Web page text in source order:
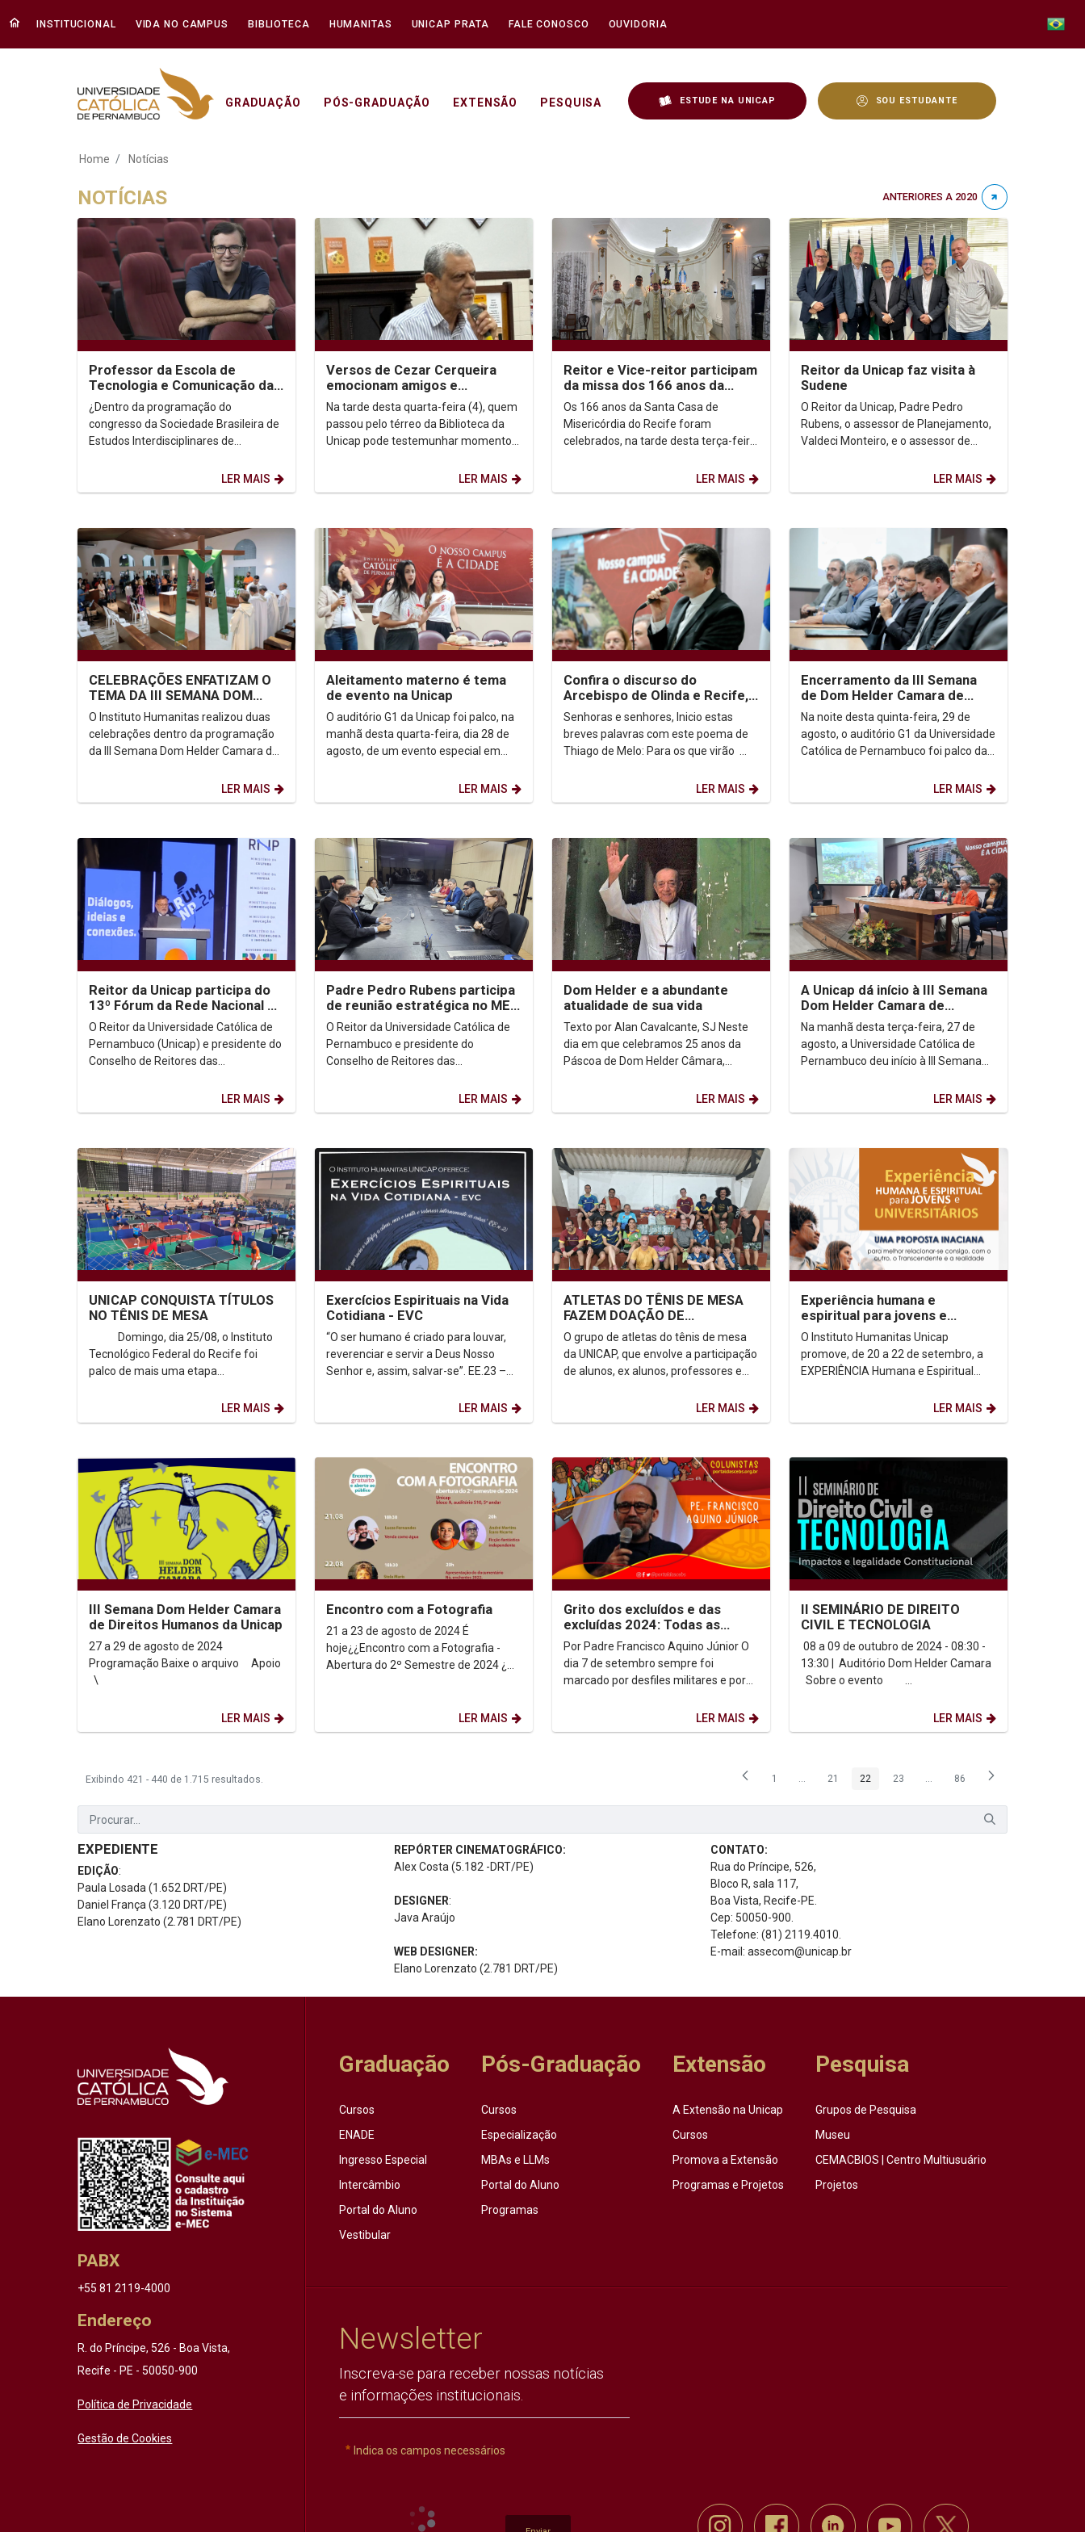
INSTITUCIONAL VIDA NO CAMPUS BIBLIOTECA HUMANITAS UNICAP PRATA FALE CONOSCO OUVIDORIA
GRADUAÇÃO PÓS-GRADUAÇÃO EXTENSÃO PESQUISA ESTUDE NA UNICAP SOU ESTUDANTE
Notícias - Unicap
Home Notícias
NOTÍCIAS ANTERIORES A 2020
Professor da Escola de
Tecnologia e Comunicação da
Unicap lança livro na Intercom
¿Dentro da programação do
congresso da Sociedade Brasileira de
Estudos Interdisciplinares de
Filipe Falcão, da Escola de...LER MAIS
Versos de Cezar Cerqueira
emocionam amigos e
familiares
Na tarde desta quarta-feira (4), quem
passou pelo térreo da Biblioteca da
Unicap pode testemunhar momentos
LER MAIS
Reitor e Vice-reitor participam
da missa dos 166 anos da
Santa Casa de Misericódia
Os 166 anos da Santa Casa de
Misericórdia do Recife foram
celebrados, na tarde desta terça-feira
LER MAIS
Reitor da Unicap faz visita à
Sudene
O Reitor da Unicap, Padre Pedro
Rubens, o assessor de Planejamento,
Valdeci Monteiro, e o assessor de
LER MAIS
CELEBRAÇÕES ENFATIZAM O
TEMA DA III SEMANA DOM
HELDER CAMARA DE DIREITOS
HUMANOS NA UNICAP
O Instituto Humanitas realizou duas
celebrações dentro da programação
da III Semana Dom Helder Camara de
LER MAIS
Aleitamento materno é tema
de evento na Unicap
O auditório G1 da Unicap foi palco, na
manhã desta quarta-feira, dia 28 de
agosto, de um evento especial em
LER MAIS
Confira o discurso do
Arcebispo de Olinda e Recife,
Dom Paulo Jackson, durante o
encerramento da...
Senhoras e senhores, Inicio estas
breves palavras com este poema de
Thiago de Melo: Para os que virão
LER MAIS
Encerramento da III Semana
de Dom Helder Camara de
Direitos Humanos Celebra
Compromisso com a...
Na noite desta quinta-feira, 29 de
agosto, o auditório G1 da Universidade
Católica de Pernambuco foi palco da
LER MAIS
Reitor da Unicap participa do
13º Fórum da Rede Nacional de
Ensino e Pesquisa em Brasília
O Reitor da Universidade Católica de
Pernambuco (Unicap) e presidente do
Conselho de Reitores das
LER MAIS
Padre Pedro Rubens participa
de reunião estratégica no MEC
para o futuro do Ensino
Superior no...
O Reitor da Universidade Católica de
Pernambuco e presidente do
Conselho de Reitores das
Padre Pedro Rubens, esteve...LER MAIS
Dom Helder e a abundante
atualidade de sua vida
Texto por Alan Cavalcante, SJ Neste
dia em que celebramos 25 anos da
Páscoa de Dom Helder Câmara,
LER MAIS
A Unicap dá início à III Semana
Dom Helder Camara de
Direitos Humanos
Na manhã desta terça-feira, 27 de
agosto, a Universidade Católica de
Pernambuco deu início à III Semana
Humanos, promovida pela...LER MAIS
UNICAP CONQUISTA TÍTULOS
NO TÊNIS DE MESA
Domingo, dia 25/08, o Instituto
Tecnológico Federal do Recife foi
palco de mais uma etapa...
LER MAIS
Exercícios Espirituais na Vida
Cotidiana - EVC
“O ser humano é criado para louvar,
reverenciar e servir a Deus Nosso
Senhor e, assim, salvar-se”. EE.23 –
LER MAIS
ATLETAS DO TÊNIS DE MESA
FAZEM DOAÇÃO DE
ALIMENTOS
O grupo de atletas do tênis de mesa
da UNICAP, que envolve a participação
de alunos, ex alunos, professores e
LER MAIS
Experiência humana e
espiritual para jovens e
universitários 2024.2
O Instituto Humanitas Unicap
promove, de 20 a 22 de setembro, a
EXPERIÊNCIA Humana e Espiritual
oferecendo a 1ª e a 2ª etapas...LER MAIS
III Semana Dom Helder Camara
de Direitos Humanos da Unicap
27 a 29 de agosto de 2024
Programação Baixe o arquivo Apoio
LER MAIS
Encontro com a Fotografia
21 a 23 de agosto de 2024 É
hoje¿¿Encontro com a Fotografia -
Abertura do 2º Semestre de 2024 ¿
LER MAIS
Grito dos excluídos e das
excluídas 2024: Todas as
formas de vida importam. Mas
quem se importa?
Por Padre Francisco Aquino Júnior O
dia 7 de setembro sempre foi
marcado por desfiles militares e por
LER MAIS
II SEMINÁRIO DE DIREITO
CIVIL E TECNOLOGIA
08 a 09 de outubro de 2024 - 08:30 -
13:30 | Auditório Dom Helder Camara
Sobre o evento ...
LER MAIS
Exibindo 421 - 440 de 1.715 resultados. Página
1 ...Páginas intermediárias Usar ABA para navegar.
Página
21 Página
22 Página
23 ...Páginas intermediárias Usar ABA
Página
86
EXPEDIENTE
EDIÇÃO:
Paula Losada (1.652 DRT/PE)
Daniel França (3.120 DRT/PE)
Elano Lorenzato (2.781 DRT/PE)
REPÓRTER CINEMATOGRÁFICO:
Alex Costa (5.182 -DRT/PE)
DESIGNER:
Java Araújo
WEB DESIGNER:
Elano Lorenzato (2.781 DRT/PE)
CONTATO:
Rua do Príncipe, 526,
Bloco R, sala 117,
Boa Vista, Recife-PE.
Cep: 50050-900.
Telefone: (81) 2119.4010.
E-mail: assecom@unicap.br
PABX
+55 81 2119-4000
Endereço
R. do Príncipe, 526 - Boa Vista,
Recife - PE - 50050-900
Política de Privacidade
Gestão de Cookies
Graduação
Cursos
ENADE
Ingresso Especial
Intercâmbio
Portal do Aluno
Vestibular
Pós-Graduação
Cursos
Especialização
MBAs e LLMs
Portal do Aluno
Programas
Extensão
A Extensão na Unicap
Cursos
Promova a Extensão
Programas e Projetos
Pesquisa
Grupos de Pesquisa
Museu
CEMACBIOS | Centro Multiusuário
Projetos
Newsletter
Inscreva-se para receber nossas notícias
e informações institucionais.
Indica os campos necessários